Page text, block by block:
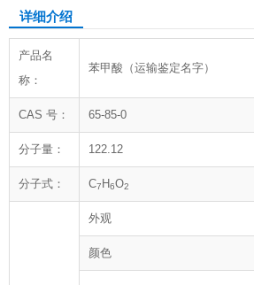
详细介绍
产品名
称：
苯甲酸（运输鉴定名字）
CAS 号： 65-85-0
分子量： 122.12
分子式： C7 H6O2
外观
颜色